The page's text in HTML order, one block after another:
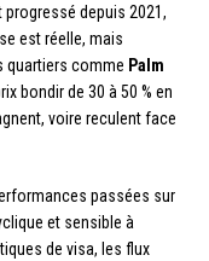
progressé depuis 2021,
est réelle, mais
quartiers comme Palm
bondir de 30 à 50 % en
voire reculent face
passées sur
et sensible à
de visa, les flux